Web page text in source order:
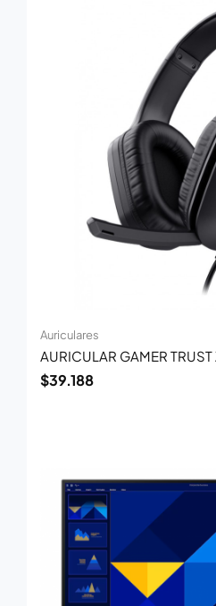
Auriculares
AURICULAR GAMER TRUST
$39.188